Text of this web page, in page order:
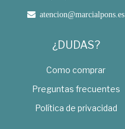
atencion@marcialpons.es
¿DUDAS?
Como comprar
Preguntas frecuentes
Política de privacidad